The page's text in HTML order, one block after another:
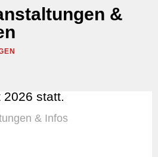
&
2026 statt.
& Infos